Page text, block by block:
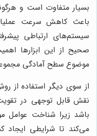
بسیار متفاوت است و
باعث کاهش سرعت
سیستم‌های ارتباطی
صحیح از این ابزارها
موضوع سطح آمادگی مجموعه
از سوی دیگر استفاده از
نقش قابل توجهی در
باشد زیرا شناخت عوامل
می‌کند تا شرایطی ایجاد